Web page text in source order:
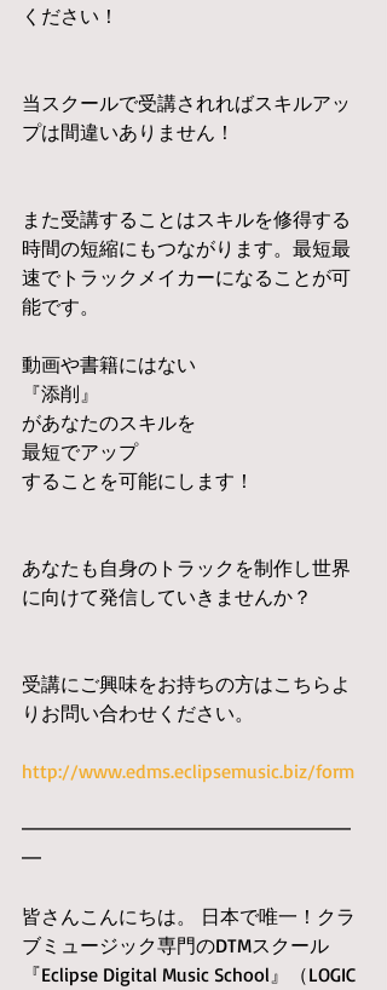
ください！
当スクールで受講されればスキルアッ
プは間違いありません！
また受講することはスキルを修得する
時間の短縮にもつながります。最短最
速でトラックメイカーになることが可
能です。
動画や書籍にはない
『添削』
があなたのスキルを
最短でアップ
することを可能にします！
あなたも自身のトラックを制作し世界
に向けて発信していきませんか？
受講にご興味をお持ちの方はこちらよ
りお問い合わせください。
http://www.edms.eclipsemusic.biz/form
━━━━━━━━━━━━━━━━━
━
皆さんこんにちは。 日本で唯一！クラ
ブミュージック専門のDTMスクール
『Eclipse Digital Music School』（LOGIC